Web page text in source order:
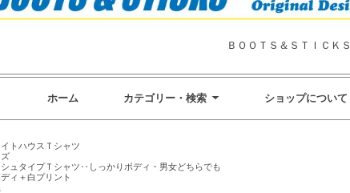
ＢＯＯＴＳ＆ＳＴＩＣＫＳ
ホーム カテゴリー・検索 ショップについて
トハウスＴシャツ
ュタイプＴシャツ‥しっかりボディ・男女どちらでも
ィ＋白プリント